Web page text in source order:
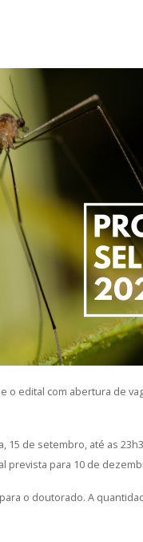
o edital com abertura de
de setembro, até as
prevista para 10 de
o doutorado. A